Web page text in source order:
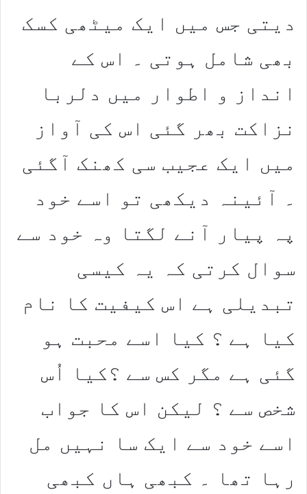
دیتی جس میں ایک میٹھی کسک
بھی شامل ہوتی ۔ اس کے
انداز و اطوار میں دلربا
نزاکت بھر گئی اس کی آواز
میں ایک عجیب سی کھنک آگئی
۔ آئینہ دیکھی تو اسے خود
پہ پیار آنے لگتا وہ خود سے
سوال کرتی کہ یہ کیسی
تبدیلی ہے اس کیفیت کا نام
کیا ہے ؟ کیا اسے محبت ہو
گئی ہے مگر کس سے ؟کیا اُس
شخص سے ؟ لیکن اس کا جواب
اسے خود سے ایک سا نہیں مل
رہا تھا ۔ کبھی ہاں کبھی